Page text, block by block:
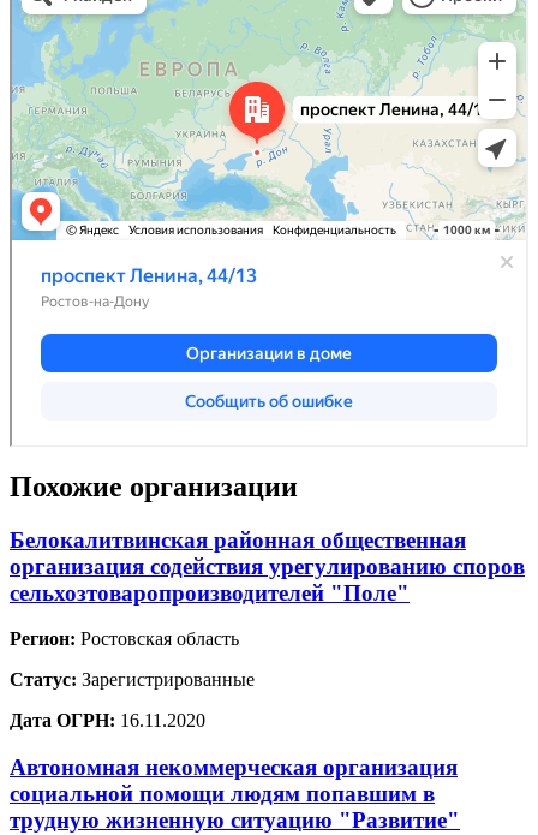
Похожие организации
Белокалитвинская районная общественная
организация содействия урегулированию споров
сельхозтоваропроизводителей "Поле"
Регион: Ростовская область
Статус: Зарегистрированные
Дата ОГРН: 16.11.2020
Автономная некоммерческая организация
социальной помощи людям попавшим в
трудную жизненную ситуацию "Развитие"